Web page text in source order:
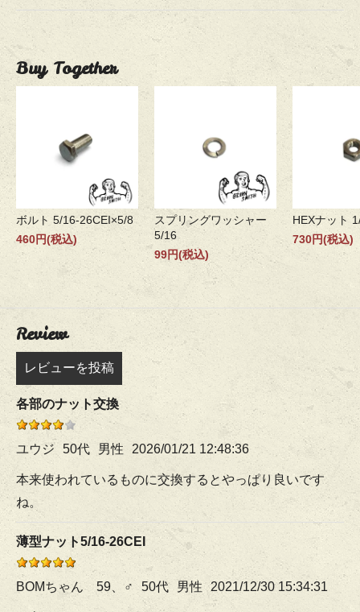
Buy Together
ボルト 5/16-26CEI×5/8
460円(税込)
スプリングワッシャー
5/16
99円(税込)
HEXナット
730円(税込)
Review
レビューを投稿
各部のナット交換
ユウジ 50代 男性 2026/01/21 12:48:36
本来使われているものに交換するとやっぱり良いです
ね。
薄型ナット5/16-26CEI
BOMちゃん 59、♂ 50代 男性 2021/12/30 15:34:31